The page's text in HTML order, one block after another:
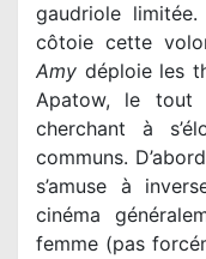
gaudriole
côtoie cette
Amy déploie les
Apatow, le tout
cherchant à
communs.
s’amuse à
cinéma
femme (pas